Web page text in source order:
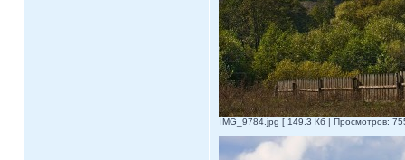
IMG_9784.jpg [ 149.3 Кб | Просмотров: